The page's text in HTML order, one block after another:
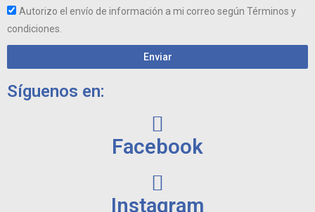
Autorizo el envío de información a mi correo según Términos y
condiciones.
Enviar
Síguenos en:
Facebook
Instagram